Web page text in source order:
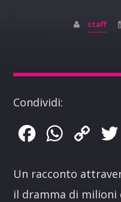
staff
Condividi:
FacebookWhatsApp
Copy
Un racconto
il dramma di milioni